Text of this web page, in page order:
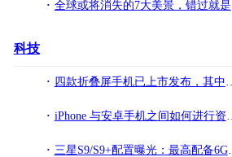
全球或将消失的7大美景，错过就是永远！后会就是无期！
科技
四款折叠屏手机已上市发布，其中就有三款国产，网友：厉害了!
iPhone 与安卓手机之间如何进行资料迁移!
三星S9/S9+配置曝光：最高配备6GB内存!